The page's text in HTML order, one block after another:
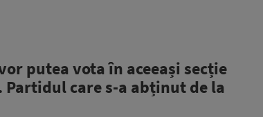
putea vota în aceeași secție
care s-a abținut de la